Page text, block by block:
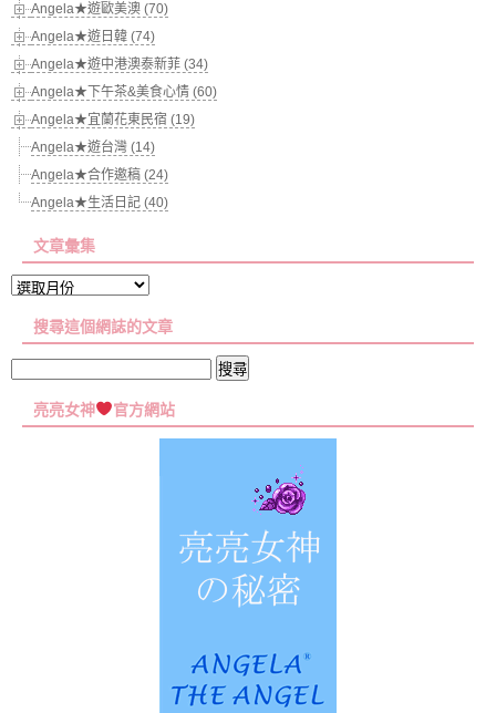
Angela★遊歐美澳 (70)
Angela★遊日韓 (74)
Angela★遊中港澳泰新菲 (34)
Angela★下午茶&美食心情 (60)
Angela★宜蘭花東民宿 (19)
Angela★遊台灣 (14)
Angela★合作邀稿 (24)
Angela★生活日記 (40)
文章彙集
文
彙
搜尋這個網誌的文章
關
亮亮女神 官方網站